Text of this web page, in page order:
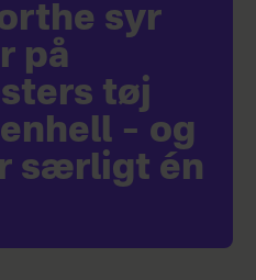
syr
på
tøj
– og
særligt én